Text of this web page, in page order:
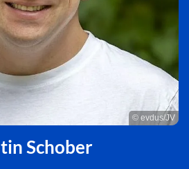
© evdus/JV
Schober